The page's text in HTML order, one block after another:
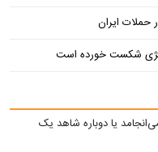
شکست خورده است
یا دوباره شاهد یک